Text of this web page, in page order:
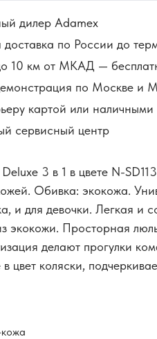
дилер Adamex
доставка по России до
10 км от МКАД —
по Москве и
картой или наличными
сервисный центр
3 в 1 в цвете N-
Обивка: экокожа.
и для девочки. Легкая и
экокожи. Просторная
делают прогулки
цвет коляски,